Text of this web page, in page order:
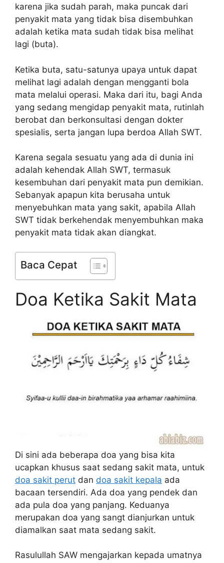
karena jika sudah parah, maka puncak dari
penyakit mata yang tidak bisa disembuhkan
adalah ketika mata sudah tidak bisa melihat
lagi (buta).
Ketika buta, satu-satunya upaya untuk dapat
melihat lagi adalah dengan mengganti bola
mata melalui operasi. Maka dari itu, bagi Anda
yang sedang mengidap penyakit mata, rutinlah
berobat dan berkonsultasi dengan dokter
spesialis, serta jangan lupa berdoa Allah SWT.
Karena segala sesuatu yang ada di dunia ini
adalah kehendak Allah SWT, termasuk
kesembuhan dari penyakit mata pun demikian.
Sebanyak apapun kita berusaha untuk
menyebuhkan mata yang sakit, apabila Allah
SWT tidak berkehendak menyembuhkan maka
penyakit mata tidak akan diangkat.
Baca Cepat
Doa Ketika Sakit Mata
Di sini ada beberapa doa yang bisa kita
ucapkan khusus saat sedang sakit mata, untuk
doa sakit perut dan doa sakit kepala ada
bacaan tersendiri. Ada doa yang pendek dan
ada pula doa yang panjang. Keduanya
merupakan doa yang sangt dianjurkan untuk
diamalkan saat mata sedang sakit.
Rasulullah SAW mengajarkan kepada umatnya